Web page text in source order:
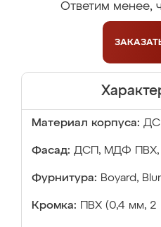
Ответим менее,
Материал корпуса:
Фасад: ДСП, МДФ ПВХ,
Фурнитура: Boyard,
Кромка: ПВХ (0,4 мм, 2